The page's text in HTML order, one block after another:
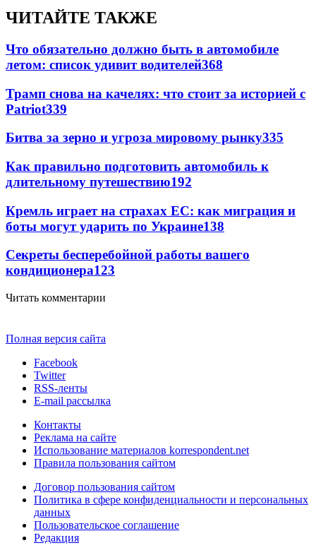
ЧИТАЙТЕ ТАКЖЕ
Что обязательно должно быть в автомобиле
летом: список удивит водителей368
Трамп снова на качелях: что стоит за историей с
Patriot339
Битва за зерно и угроза мировому рынку335
Как правильно подготовить автомобиль к
длительному путешествию192
Кремль играет на страхах ЕС: как миграция и
боты могут ударить по Украине138
Секреты бесперебойной работы вашего
кондиционера123
Читать комментарии
Полная версия сайта
Facebook
Twitter
RSS-ленты
E-mail рассылка
Контакты
Реклама на сайте
Использование материалов korrespondent.net
Правила пользования сайтом
Договор пользования сайтом
Политика в сфере конфиденциальности и персональных
данных
Пользовательское соглашение
Редакция